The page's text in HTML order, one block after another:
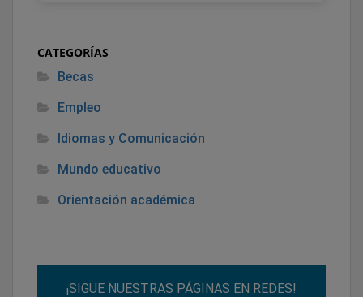
CATEGORÍAS
Becas
Empleo
Idiomas y Comunicación
Mundo educativo
Orientación académica
¡SIGUE NUESTRAS PÁGINAS EN REDES!